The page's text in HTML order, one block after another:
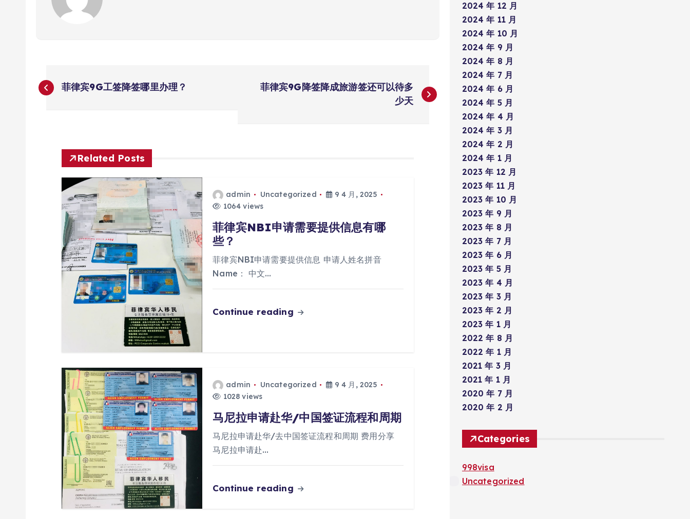
文
菲律宾9G工签降签哪里办理？
菲律宾9G降签降成旅游签还可以待多
少天
Related Posts
admin Uncategorized
9 4 月, 2025
1064 views
菲律宾NBI申请需要提供信息有哪
些？
菲律宾NBI申请需要提供信息 申请人姓名拼音
Name： 中文…
Continue reading
admin Uncategorized
9 4 月, 2025
1028 views
马尼拉申请赴华/中国签证流程和周期
马尼拉申请赴华/去中国签证流程和周期 费用分享
马尼拉申请赴…
Continue reading
2024 年 12 月
2024 年 11 月
2024 年 10 月
2024 年 9 月
2024 年 8 月
2024 年 7 月
2024 年 6 月
2024 年 5 月
2024 年 4 月
2024 年 3 月
2024 年 2 月
2024 年 1 月
2023 年 12 月
2023 年 11 月
2023 年 10 月
2023 年 9 月
2023 年 8 月
2023 年 7 月
2023 年 6 月
2023 年 5 月
2023 年 4 月
2023 年 3 月
2023 年 2 月
2023 年 1 月
2022 年 8 月
2022 年 1 月
2021 年 3 月
2021 年 1 月
2020 年 7 月
2020 年 2 月
Categories
998visa
Uncategorized